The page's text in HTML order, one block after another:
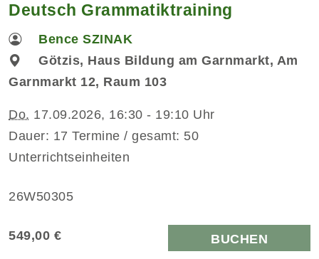
Deutsch Grammatiktraining
Bence SZINAK
Götzis, Haus Bildung am Garnmarkt, Am
Garnmarkt 12, Raum 103
Do. 17.09.2026, 16:30 - 19:10 Uhr
Dauer: 17 Termine / gesamt: 50
Unterrichtseinheiten
26W50305
549,00 € BUCHEN